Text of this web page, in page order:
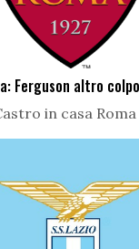
Ferguson altro
in casa Roma